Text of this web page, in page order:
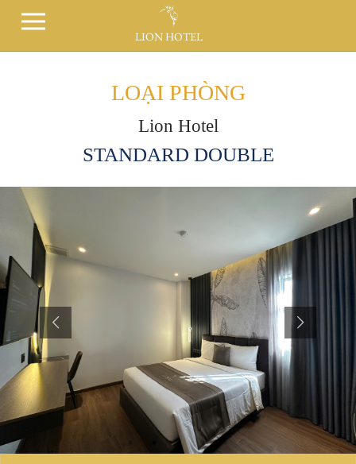
LION HOTEL
LOẠI PHÒNG
Lion Hotel
STANDARD DOUBLE